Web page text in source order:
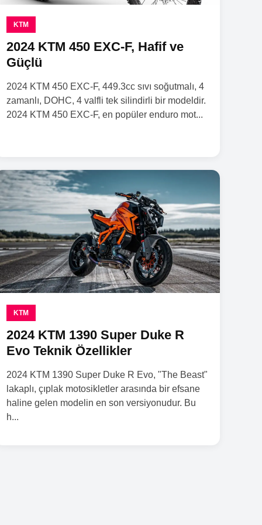
KTM
2024 KTM 450 EXC-F, Hafif ve
Güçlü
2024 KTM 450 EXC-F, 449.3cc sıvı soğutmalı, 4
zamanlı, DOHC, 4 valfli tek silindirli bir modeldir.
2024 KTM 450 EXC-F, en popüler enduro mot...
KTM
2024 KTM 1390 Super Duke R
Evo Teknik Özellikler
2024 KTM 1390 Super Duke R Evo, "The Beast"
lakaplı, çıplak motosikletler arasında bir efsane
haline gelen modelin en son versiyonudur. Bu
h...